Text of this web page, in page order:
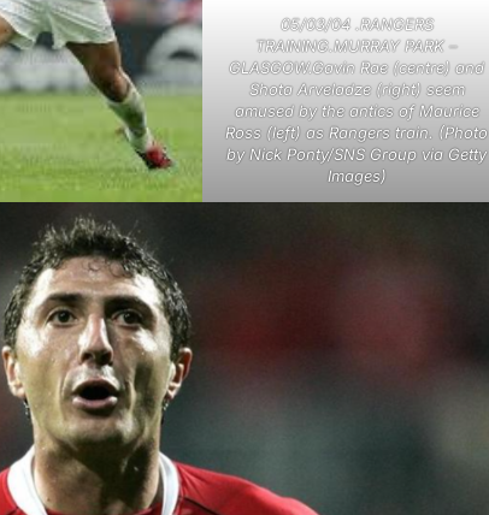
05/03/04 .RANGERS
TRAINING.MURRAY PARK –
GLASGOW.Gavin Rae (centre) and
Shota Arveladze (right) seem
amused by the antics of Maurice
Ross (left) as Rangers train. (Photo
by Nick Ponty/SNS Group via Getty
Images)